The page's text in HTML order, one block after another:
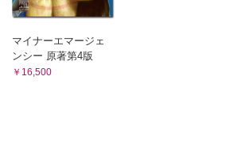
マイナーエマージェ
ンシー 原著第4版
￥16,500